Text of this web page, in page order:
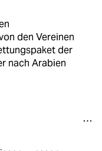
den Vereinen
der
nach Arabien